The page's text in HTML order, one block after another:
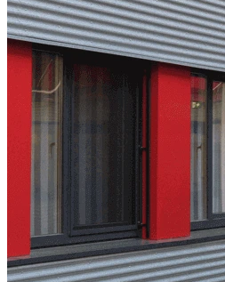
Bürogebäude Otto &
Projekt-Info
Die Otto Group, mit Sitz in Hamburg,
Handels- und Dienstleistungsgruppe
Unternehmen zählt insgesamt 123
Konzerngesellschaften. Darunter
Bonprix. KLEUSBERG hat im
insgesamt 600 Mitarbeiterinnen und
nun überwiegend Zuständige des E-
Auf dem Otto-Campus in Hamburg
Modernisierungen von
Grund für die räumlichen
neuer Bürokomplex mit 8.800 m²